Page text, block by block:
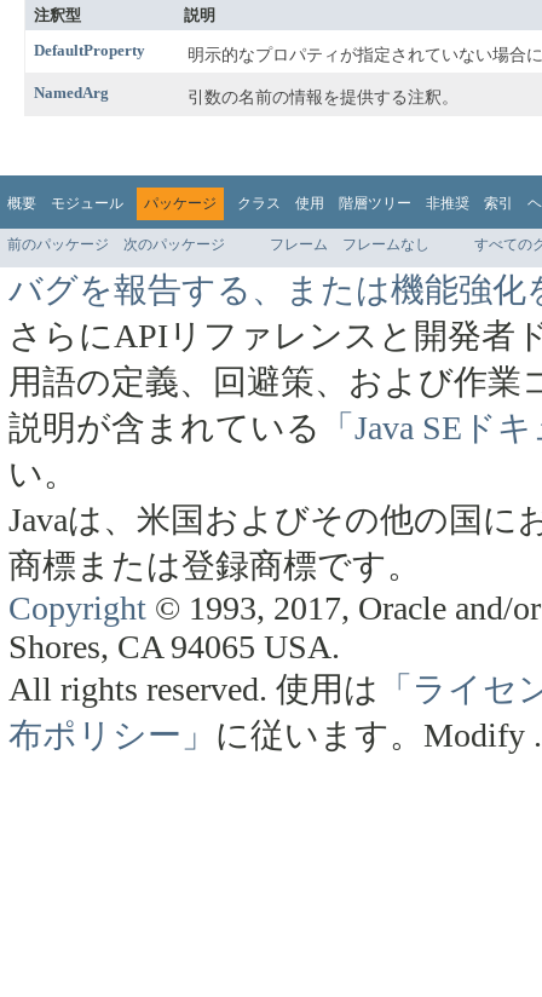
注釈型
説明
DefaultProperty
明示的なプロパティが指定されていない場合
NamedArg 引数の名前の情報を提供する注釈。
概要 モジュール パッケージ クラス 使用 階層ツリー 非推奨 索引
前のパッケージ 次のパッケージ フレーム フレームなし すべての
バグを報告する、または機能強化
さらにAPIリファレンスと開発者
用語の定義、回避策、および作
説明が含まれている
「Java SEド
い。
Javaは、米国およびその他の国に
商標または登録商標です。
Copyright © 1993, 2017, Oracle and/
Shores, CA 94065 USA.
All rights reserved. 使用は 「ライセ
布ポリシー」 に従います。 Modify